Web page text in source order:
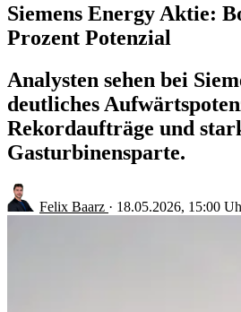
Siemens Energy Aktie:
Prozent Potenzial
Analysten sehen bei
deutliches
Rekordaufträge und
Gasturbinensparte.
Felix Baarz · 18.05.2026, 15:00